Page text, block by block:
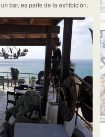
bar, es parte de la exhibición.